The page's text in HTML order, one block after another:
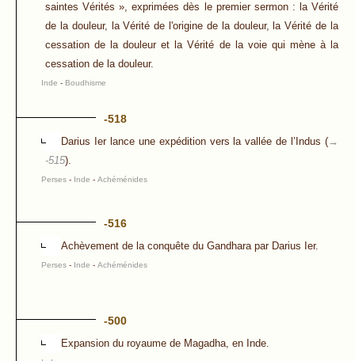
saintes Vérités », exprimées dès le premier sermon : la Vérité
de la douleur, la Vérité de l'origine de la douleur, la Vérité de la
cessation de la douleur et la Vérité de la voie qui mène à la
cessation de la douleur.
Inde - Boudhisme
-518
Darius Ier lance une expédition vers la vallée de l’Indus (→
-515).
Perses - Inde - Achéménides
-516
Achèvement de la conquête du Gandhara par Darius Ier.
Perses - Inde - Achéménides
-500
Expansion du royaume de Magadha, en Inde.